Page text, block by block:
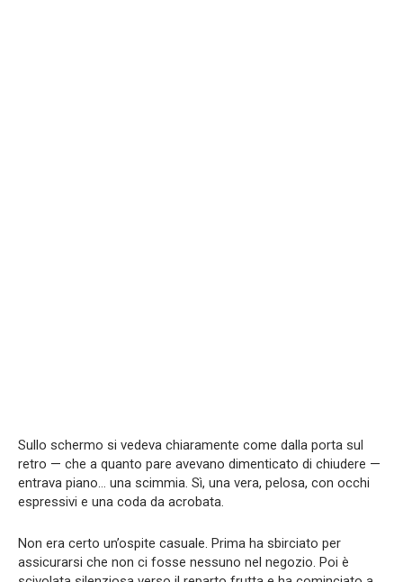
Sullo schermo si vedeva chiaramente come dalla porta sul
retro — che a quanto pare avevano dimenticato di chiudere —
entrava piano… una scimmia. Sì, una vera, pelosa, con occhi
espressivi e una coda da acrobata.
Non era certo un’ospite casuale. Prima ha sbirciato per
assicurarsi che non ci fosse nessuno nel negozio. Poi è